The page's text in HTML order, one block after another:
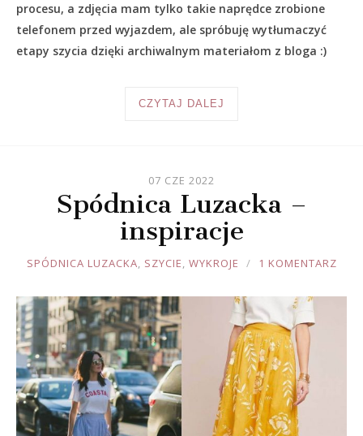
procesu, a zdjęcia mam tylko takie naprędce zrobione
telefonem przed wyjazdem, ale spróbuję wytłumaczyć
etapy szycia dzięki archiwalnym materiałom z bloga :)
CZYTAJ DALEJ
07 CZE 2022
Spódnica Luzacka –
inspiracje
JOULE
SPÓDNICA LUZACKA, SZYCIE, WYKROJE 1 KOMENTARZ